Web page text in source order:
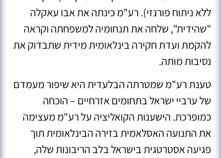
ללא ניתוח פורנזי). רע"מ כינתה את אבו עאקלה
"שהידית", שלחה את תנחומיה למשפחתה וקראה
להקמת ועדת חקירה בינלאומית מידית שתבדוק את
נסיבות מותה.
טענת רע"מ שמטרתה הבלעדית היא שיפור מעמדם
של ערביי ישראל בתחומים אזרחיים – הוכחה
כמופרכת. הישענות הקואליציה על רע"מ מעצימה
את התנועה האסלאמית בזירה הבינלאומית תוך
פגיעה אסטרטגית בישראל בלב הריבונות שלה,